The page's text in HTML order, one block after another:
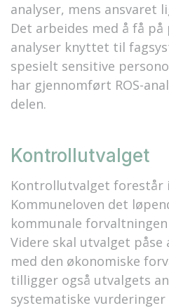
analyser, mens ansvaret
Det arbeides med å få på
analyser knyttet til
spesielt sensitive
har gjennomført ROS-
delen.
Kontrollutvalget
Kontrollutvalget forestår
Kommuneloven det
kommunale
Videre skal utvalget
med den økonomiske
tilligger også utvalgets
systematiske vurderinger